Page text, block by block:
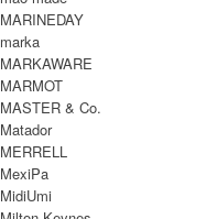
雰囲気も感じられます。
シンプルな中にこだわりが詰ま
が伸びてしまう、素敵なアイテム
Veritecoeur 取り扱い商品
MODEL
WOMEN
(VOICE) さ
の季節にぴ
あるシルエ
MARINEDAY
marka
MARKAWARE
MARMOT
MASTER & Co.
Matador
MERRELL
MexiPa
MidiUmi